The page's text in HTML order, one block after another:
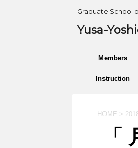
Graduate School
Yusa-
Members
Instruction
HOME >
「